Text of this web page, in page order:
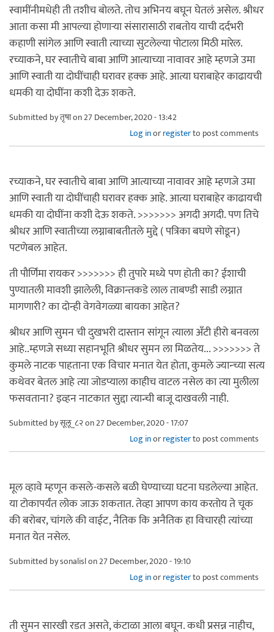
स्वामींनीमधेही ती तशीच बोलते. तोच अभिनय बघून घेतलं असेल. श्रीधर
आता कसा मी आपल्या होणाऱ्या संसारासाठी राबतोय याची दर्दभरी
कहाणी सांगेल आणि स्वाती त्याच्या सुटलेल्या पोटाला मिठी मारेल.
रच्याकने, घर स्वातीचे बाबा आणि आत्याच्या नावावर आहे म्हणजे उमा
आणि स्वाती या दोघींचाही घरावर हक्क आहे. आत्या घराबाहेर काढायची
धमकी या दोघींना कशी देऊ शकते.
Submitted byतृषाon 27 December, 2020 - 13:42
Log inorregisterto post comments
रच्याकने, घर स्वातीचे बाबा आणि आत्याच्या नावावर आहे म्हणजे उमा
आणि स्वाती या दोघींचाही घरावर हक्क आहे. आत्या घराबाहेर काढायची
धमकी या दोघींना कशी देऊ शकते. >>>>>>> अगदी अगदी. पण तिचे
श्रीधर आणि स्वातीच्या लग्नाबाबतीतले मुद्दे ( पत्रिका बघणे सोडून)
पटणेबल आहेत.
ती पौर्णिमा रायकर >>>>>>> ही तुपारे मध्ये पण होती का? ईशाची
पुण्यातली मावशी झालेली, विक्रान्तकडे लाल ताबण्डी साडी लग्नात
मागणारी? का दोन्ही वेगवेगळ्या बायका आहेत?
श्रीधर आणि सुमन ची दुखभरी दास्तान सांगून त्याला अँटी हीरो बनवला
आहे..म्हणजे सध्या सहानभूति श्रीधर सुमन ला मिळतेय... >>>>>>> ते
कुमले नाटक पाहताना एक विचार मनात येत होता, कुमले ज्यान्च्या सत्य
कथेवर बेतल आहे त्या जोडप्याला काहीच वाटल नसेल का त्या मुलीला
फसवताना? इव्हन नाटकात सुद्दा त्यान्ची बाजू दाखवली नाही.
Submitted byसूलू_८२on 27 December, 2020 - 17:07
Log inorregisterto post comments
मूल व्हावे म्हणून कसले-कसले बळी घेण्याच्या घटना घडलेल्या आहेत.
या टोकापर्यंत लोक जाऊ शकतात. तेव्हा आपण काय करतोय ते चूक
की बरोबर, चांगले की वाईट, नैतिक कि अनैतिक हा विचारही त्यांच्या
मनात येत नसेल.
Submitted bysonalislon 27 December, 2020 - 19:10
Log inorregisterto post comments
ती सुमन सारखी रडत असते, कंटाळा आला बघून. कधी प्रसन्न नाहीच,